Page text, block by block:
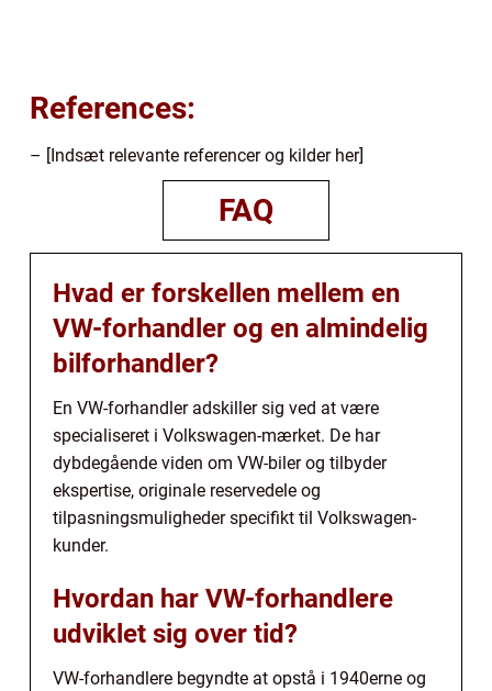
References:
– [Indsæt relevante referencer og kilder her]
FAQ
Hvad er forskellen mellem en
VW-forhandler og en almindelig
bilforhandler?
En VW-forhandler adskiller sig ved at være
specialiseret i Volkswagen-mærket. De har
dybdegående viden om VW-biler og tilbyder
ekspertise, originale reservedele og
tilpasningsmuligheder specifikt til Volkswagen-
kunder.
Hvordan har VW-forhandlere
udviklet sig over tid?
VW-forhandlere begyndte at opstå i 1940erne og